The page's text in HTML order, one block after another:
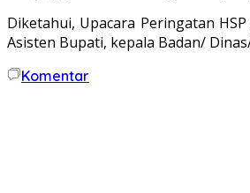
Diketahui, Upacara Peringatan
Asisten Bupati, kepala Badan/
Komentar